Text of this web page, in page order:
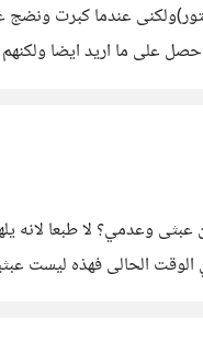
عندما كبرت
على ما اريد ايضا
وعدمي؟ لا طبعا
الحالى فهذه ليست